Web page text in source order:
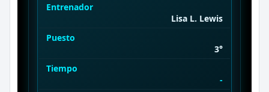
Entrenador
Lisa L. Lewis
Puesto
3°
Tiempo
-